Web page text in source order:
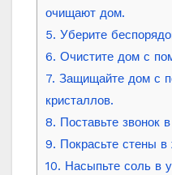
очищают дом.
5. Уберите
6. Очистите дом с
7. Защищайте дом с
кристаллов.
8. Поставьте звонок
9. Покрасьте стены в
10. Насыпьте соль в